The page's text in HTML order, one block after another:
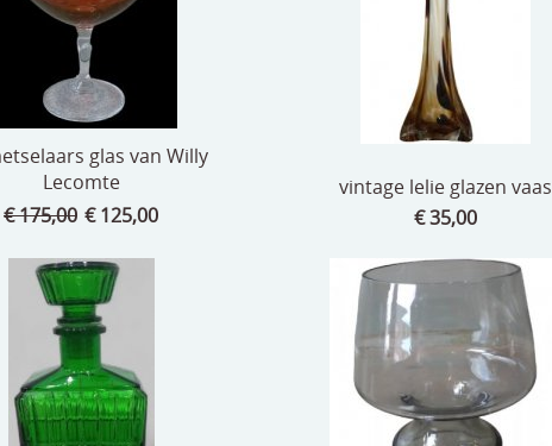
glas van Willy
Lecomte
€ 175,00 € 125,00
vintage lelie glazen vaas
€ 35,00